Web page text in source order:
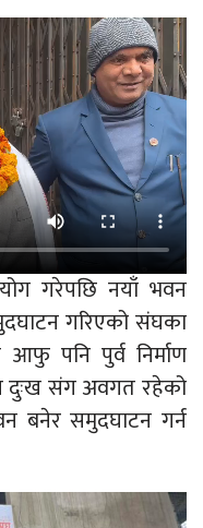
गरेपछि नयाँ भवन
गरिएको संघका
पनि पुर्व निर्माण
दुःख संग अवगत रहेको
बनेर समुदघाटन गर्न